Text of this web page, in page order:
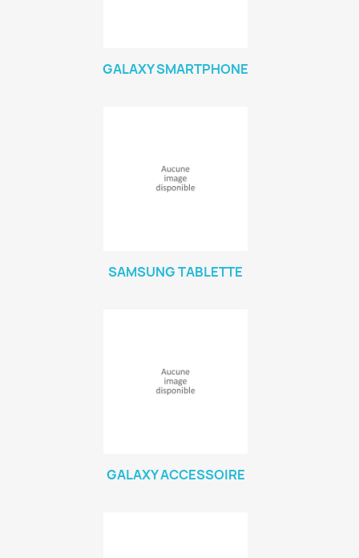
GALAXY SMARTPHONE
SAMSUNG TABLETTE
GALAXY ACCESSOIRE